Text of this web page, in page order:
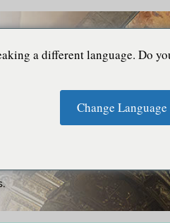
a different language. Do
Change Language